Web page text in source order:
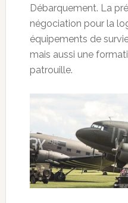
Débarquement. La
négociation pour la
équipements de
mais aussi une
patrouille.